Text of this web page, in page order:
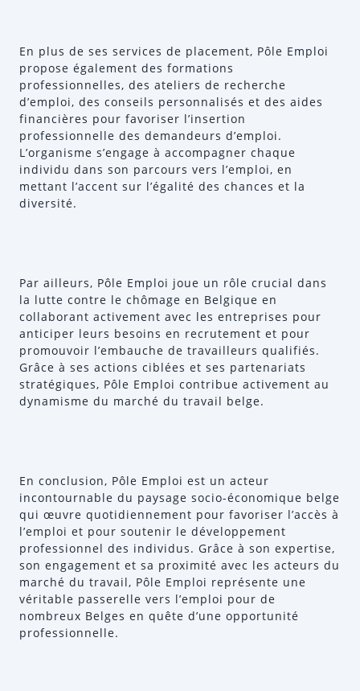
En plus de ses services de placement, Pôle Emploi
propose également des formations
professionnelles, des ateliers de recherche
d’emploi, des conseils personnalisés et des aides
financières pour favoriser l’insertion
professionnelle des demandeurs d’emploi.
L’organisme s’engage à accompagner chaque
individu dans son parcours vers l’emploi, en
mettant l’accent sur l’égalité des chances et la
diversité.
Par ailleurs, Pôle Emploi joue un rôle crucial dans
la lutte contre le chômage en Belgique en
collaborant activement avec les entreprises pour
anticiper leurs besoins en recrutement et pour
promouvoir l’embauche de travailleurs qualifiés.
Grâce à ses actions ciblées et ses partenariats
stratégiques, Pôle Emploi contribue activement au
dynamisme du marché du travail belge.
En conclusion, Pôle Emploi est un acteur
incontournable du paysage socio-économique belge
qui œuvre quotidiennement pour favoriser l’accès à
l’emploi et pour soutenir le développement
professionnel des individus. Grâce à son expertise,
son engagement et sa proximité avec les acteurs du
marché du travail, Pôle Emploi représente une
véritable passerelle vers l’emploi pour de
nombreux Belges en quête d’une opportunité
professionnelle.